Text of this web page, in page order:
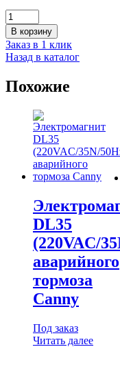
Количество
товара
Башмак
дверей
шахты
В корзину
Заказ в 1 клик
Назад в каталог
Похожие
DL35
(220VAC/
аварийного
тормоза
Canny
Под заказ
Читать далее